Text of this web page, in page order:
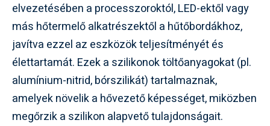
elvezetésében a processzoroktól, LED-ektől vagy
más hőtermelő alkatrészektől a hűtőbordákhoz,
javítva ezzel az eszközök teljesítményét és
élettartamát. Ezek a szilikonok töltőanyagokat (pl.
alumínium-nitrid, bórszilikát) tartalmaznak,
amelyek növelik a hővezető képességet, miközben
megőrzik a szilikon alapvető tulajdonságait.